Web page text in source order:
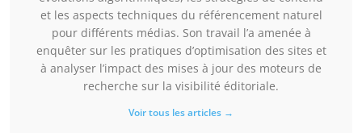
et les aspects techniques du référencement naturel
pour différents médias. Son travail l’a amenée à
enquêter sur les pratiques d’optimisation des sites et
à analyser l’impact des mises à jour des moteurs de
recherche sur la visibilité éditoriale.
Voir tous les articles →